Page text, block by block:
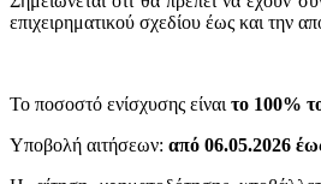
επιχειρηματικού σχεδίου έως και την
Το ποσοστό ενίσχυσης είναι το 100%
Υποβολή αιτήσεων: από 06.05.2026